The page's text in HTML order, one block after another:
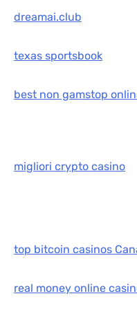
dreamai.club
texas sportsbook
best non gamstop
migliori crypto casino
top bitcoin casinos
real money online